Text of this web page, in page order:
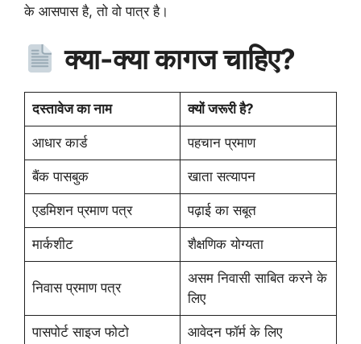
के आसपास है, तो वो पात्र है।
क्या-क्या कागज चाहिए?
दस्तावेज का नाम क्यों जरूरी है?
आधार कार्ड पहचान प्रमाण
बैंक पासबुक खाता सत्यापन
एडमिशन प्रमाण पत्र पढ़ाई का सबूत
मार्कशीट शैक्षणिक योग्यता
निवास प्रमाण पत्र
असम निवासी साबित करने के
लिए
पासपोर्ट साइज फोटो आवेदन फॉर्म के लिए